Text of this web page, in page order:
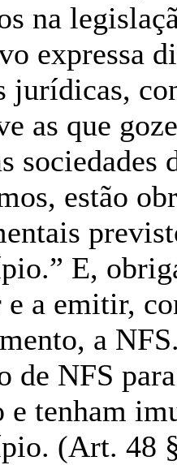
na
expressa
jurídicas,
as que
estão
E,
e a emitir,
a
de NFS
e tenham
(Art. 48